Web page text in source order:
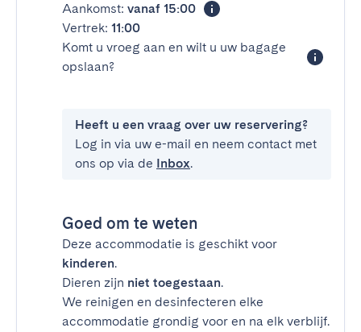
Aankomst: vanaf 15:00
Vertrek: 11:00
Komt u vroeg aan en wilt u uw bagage
opslaan?
Heeft u een vraag over uw reservering?
Log in via uw e-mail en neem contact met
ons op via de Inbox.
Goed om te weten
Deze accommodatie is geschikt voor
kinderen.
Dieren zijn niet toegestaan.
We reinigen en desinfecteren elke
accommodatie grondig voor en na elk verblijf.